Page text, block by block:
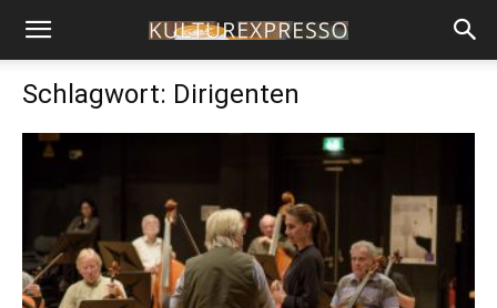
Schlagwort: Dirigenten